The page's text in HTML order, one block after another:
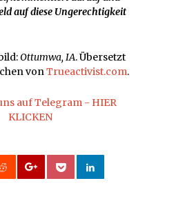
auf diese Ungerechtigkeit
Ottumwa, IA. Übersetzt
vonTrueactivist.com.
auf Telegram - HIER
KLICKEN